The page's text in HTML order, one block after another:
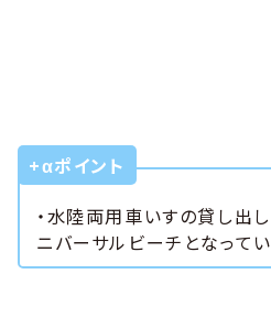
+αポイント
・水陸両用車いすの貸し出し
ニバーサルビーチとなってい